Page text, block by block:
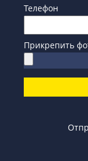
Телефон
Прикрепить